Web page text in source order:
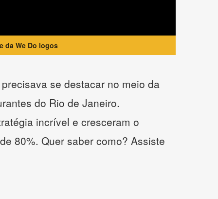
da We Do logos
se destacar no meio da
do Rio de Janeiro.
incrível e cresceram o
80%. Quer saber como? Assiste